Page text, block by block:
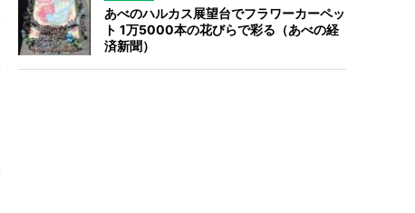
あべのハルカス展望台でフラワーカーペッ
ト 1万5000本の花びらで彩る（あべの経
済新聞）